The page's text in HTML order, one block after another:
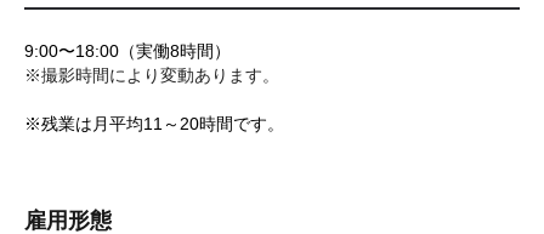
9:00〜18:00（実働8時間）
※撮影時間により変動あります。
※残業は月平均11～20時間です。
雇用形態